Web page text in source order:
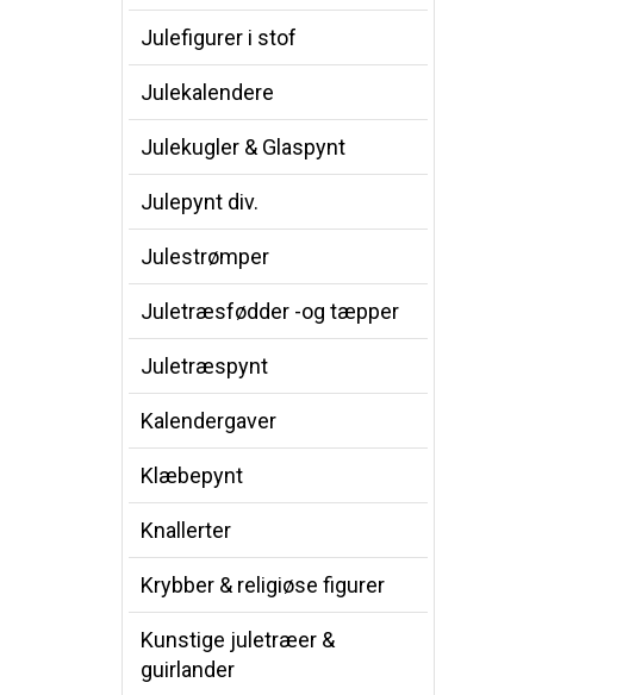
Julefigurer i stof
Julekalendere
Julekugler & Glaspynt
Julepynt div.
Julestrømper
Juletræsfødder -og tæpper
Juletræspynt
Kalendergaver
Klæbepynt
Knallerter
Krybber & religiøse figurer
Kunstige juletræer &
guirlander